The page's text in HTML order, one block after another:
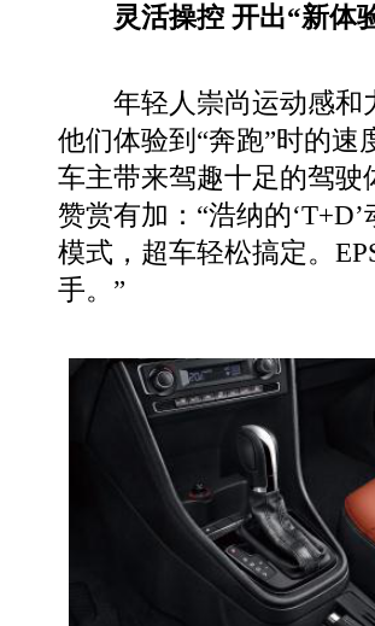
灵活操控 开出“新体
年轻人崇尚运动感和
他们体验到“奔跑”时的速
车主带来驾趣十足的驾驶
赞赏有加：“浩纳的
模式，超车轻松搞定。
手。”